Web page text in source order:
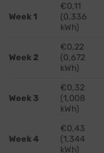
Week 1
€0,11
(0,336
kWh)
Week 2
€0,22
(0,672
kWh)
Week 3
€0,32
(1,008
kWh)
Week 4
€0,43
(1,344
kWh)